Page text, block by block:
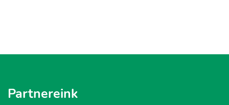
Partnereink